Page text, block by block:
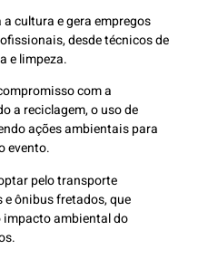
cultura e gera empregos
desde técnicos de
e limpeza.
com a
a reciclagem, o uso de
ações ambientais para
evento.
pelo transporte
ônibus fretados, que
ambiental do